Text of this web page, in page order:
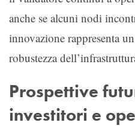
anche se alcuni nodi
innovazione rappresenta
robustezza
Prospettive
investitori e